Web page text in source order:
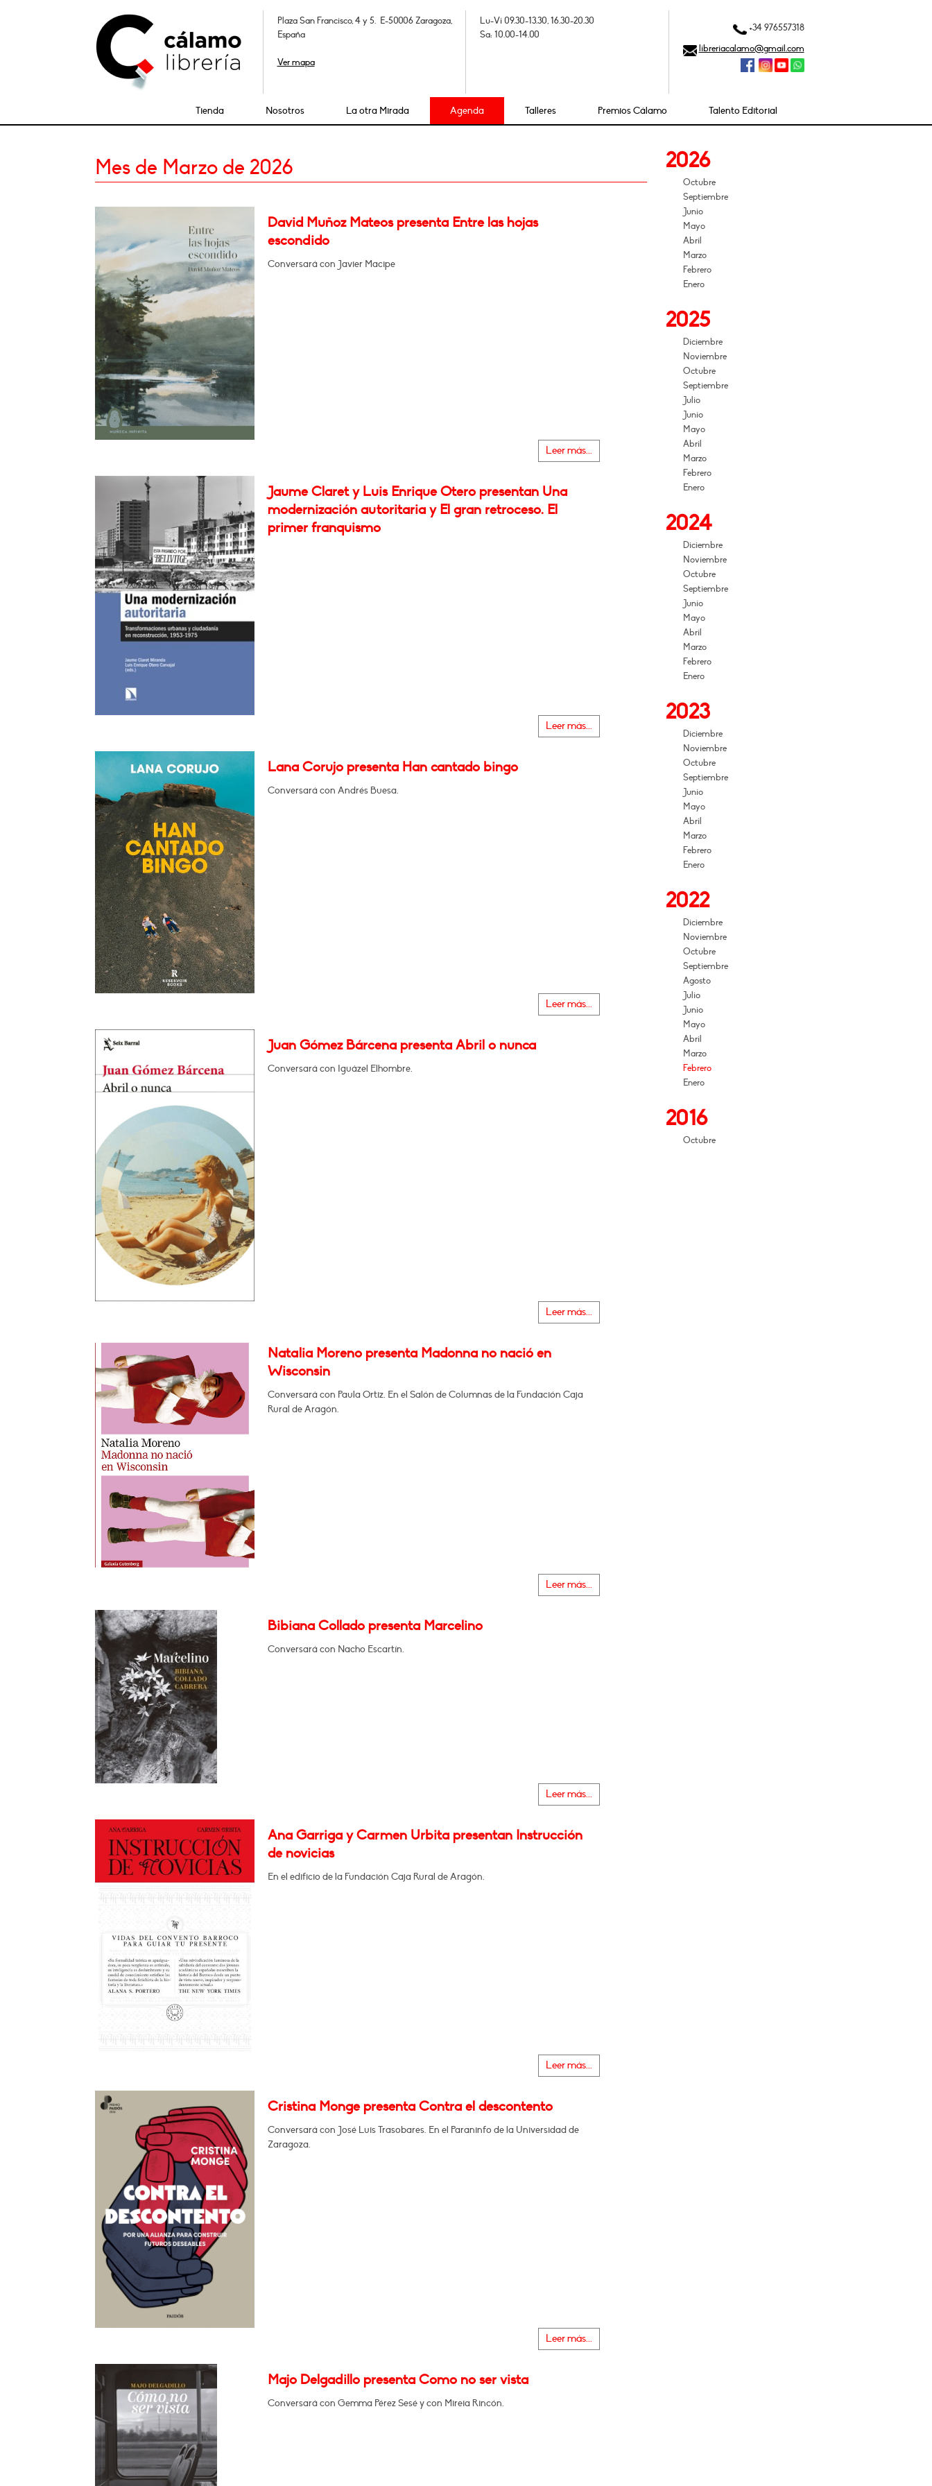
Plaza San Francisco, 4 y 5. E-50006 Zaragoza,
España
Ver mapa
Lu-Vi 09.30-13.30, 16.30-20.30
Sa: 10.00-14.00
+34 976557318
libreriacalamo@gmail.com
Tienda Nosotros La otra Mirada Agenda Talleres Premios Cálamo Talento Editorial
Mes de Marzo de 2026
David Muñoz Mateos presenta Entre las hojas
escondido
Conversará con Javier Macipe
Leer más...
Jaume Claret y Luis Enrique Otero presentan Una
modernización autoritaria y El gran retroceso. El
primer franquismo
Leer más...
Lana Corujo presenta Han cantado bingo
Conversará con Andrés Buesa.
Leer más...
Juan Gómez Bárcena presenta Abril o nunca
Conversará con Iguázel Elhombre.
Leer más...
Natalia Moreno presenta Madonna no nació en
Wisconsin
Conversará con Paula Ortiz. En el Salón de Columnas de la Fundación Caja
Rural de Aragón.
Leer más...
Bibiana Collado presenta Marcelino
Conversará con Nacho Escartín.
Leer más...
Ana Garriga y Carmen Urbita presentan Instrucción
de novicias
En el edificio de la Fundación Caja Rural de Aragón.
Leer más...
Cristina Monge presenta Contra el descontento
Conversará con José Luis Trasobares. En el Paraninfo de la Universidad de
Zaragoza.
Leer más...
Majo Delgadillo presenta Como no ser vista
Conversará con Gemma Pérez Sesé y con Mireia Rincón.
2026
Octubre
Septiembre
Junio
Mayo
Abril
Marzo
Febrero
Enero
2025
Diciembre
Noviembre
Octubre
Septiembre
Julio
Junio
Mayo
Abril
Marzo
Febrero
Enero
2024
Diciembre
Noviembre
Octubre
Septiembre
Junio
Mayo
Abril
Marzo
Febrero
Enero
2023
Diciembre
Noviembre
Octubre
Septiembre
Junio
Mayo
Abril
Marzo
Febrero
Enero
2022
Diciembre
Noviembre
Octubre
Septiembre
Agosto
Julio
Junio
Mayo
Abril
Marzo
Febrero
Enero
2016
Octubre